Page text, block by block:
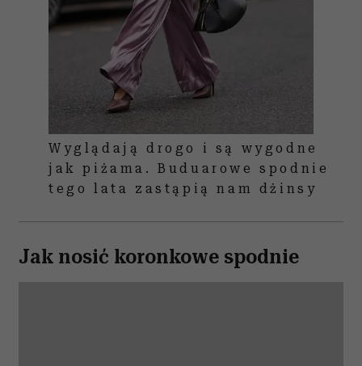
Wyglądają drogo i są wygodne
jak piżama. Buduarowe spodnie
tego lata zastąpią nam dżinsy
Jak nosić koronkowe spodnie